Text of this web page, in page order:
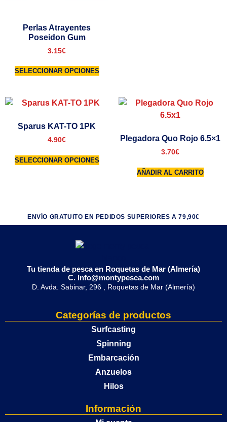
Perlas Atrayentes
Poseidon Gum
3.15€
SELECCIONAR OPCIONES
Sparus KAT-TO 1PK
4.90€
SELECCIONAR OPCIONES
Plegadora Quo Rojo 6.5×1
3.70€
AÑADIR AL CARRITO
ENVÍO GRATUITO EN PEDIDOS SUPERIORES A 79,90€
Tu tienda de pesca en Roquetas de Mar (Almería)
C. Info@montypesca.com
D. Avda. Sabinar, 296 , Roquetas de Mar (Almería)
Categorías de productos
Surfcasting
Spinning
Embarcación
Anzuelos
Hilos
Información